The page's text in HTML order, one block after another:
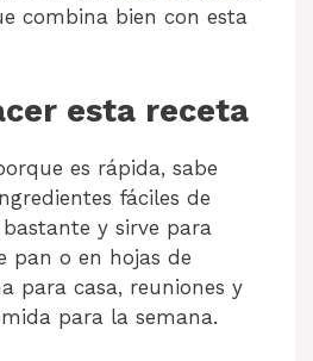
combina bien con esta
esta receta
es rápida, sabe
fáciles de
y sirve para
pan o en hojas de
para casa, reuniones y
para la semana.